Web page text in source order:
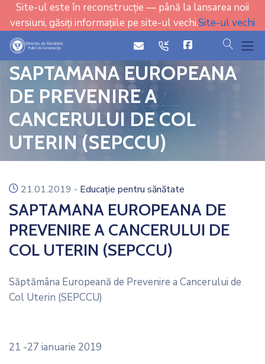
Site-ul este în reconstrucție — până la lansarea noii
versiuni, găsiți informațiile pe site-ul vechi.Site-ul vechi
iconicon cauta
SAPTAMANA EUROPEANA
DE PREVENIRE A
CANCERULUI DE COL
UTERIN (SEPCCU)
icon
21.01.2019 - Educație pentru sănătate
SAPTAMANA EUROPEANA DE
PREVENIRE A CANCERULUI DE
COL UTERIN (SEPCCU)
Săptămâna Europeană de Prevenire a Cancerului de
Col Uterin (SEPCCU)
21 -27 ianuarie 2019